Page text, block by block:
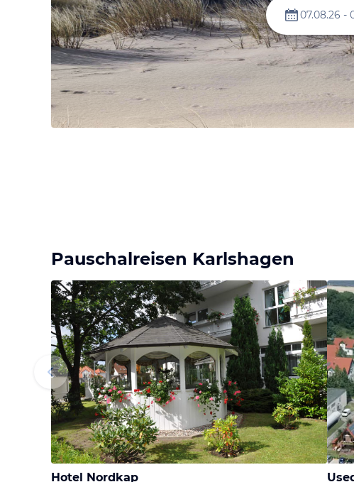
Pauschalreisen Karlshagen
Hotel Nordkap